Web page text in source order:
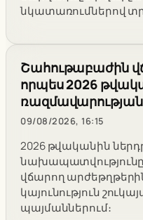
նկատառումներով
Շահութաբաժին
որպես 2026
ռազմավարության
09/08/2026, 16:15
2026 թվականին
վճարող
կայունություն
պայմաններում։